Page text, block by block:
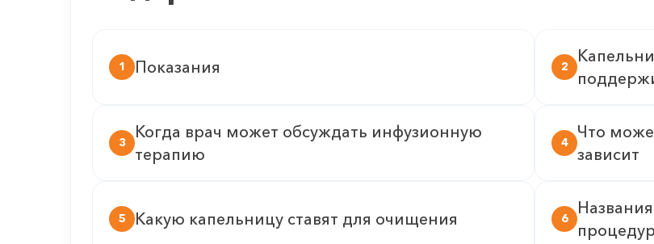
1 Показания 2
3
Когда врач может обсуждать инфузионную
терапию
4
Что
зависит
5 Какую капельницу ставят для очищения 6